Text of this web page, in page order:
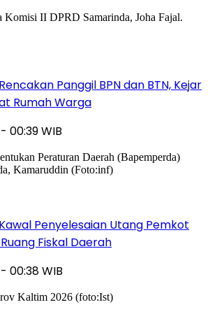
Panggil BPN dan BTN, Kejar
Rumah Warga
00:39 WIB
Penyelesaian Utang Pemkot
Fiskal Daerah
00:38 WIB